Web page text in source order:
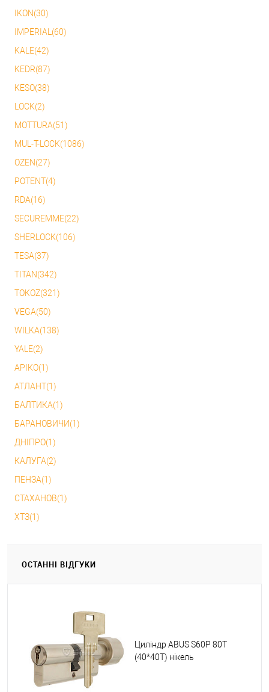
IKON(30)
IMPERIAL(60)
KALE(42)
KEDR(87)
KESO(38)
LOCK(2)
MOTTURA(51)
MUL-T-LOCK(1086)
OZEN(27)
POTENT(4)
RDA(16)
SECUREMME(22)
SHERLOCK(106)
TESA(37)
TITAN(342)
TOKOZ(321)
VEGA(50)
WILKA(138)
YALE(2)
АРІКО(1)
АТЛАНТ(1)
БАЛТИКА(1)
БАРАНОВИЧИ(1)
ДНІПРО(1)
КАЛУГА(2)
ПЕНЗА(1)
СТАХАНОВ(1)
ХТЗ(1)
ОСТАННІ ВІДГУКИ
Циліндр ABUS S60P 80T
(40*40T) нікель